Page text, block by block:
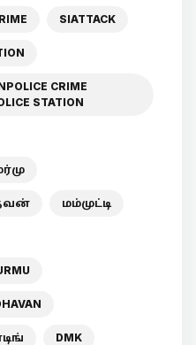
SIATTACK
CRIME
STATION
மம்முட்டி
DMK